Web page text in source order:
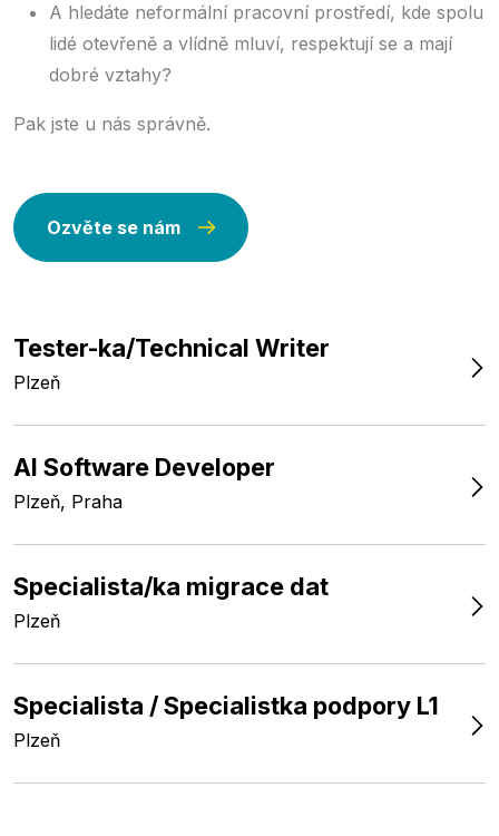
A hledáte neformální pracovní prostředí, kde spolu
lidé otevřeně a vlídně mluví, respektují se a mají
dobré vztahy?
Pak jste u nás správně.
Ozvěte se nám
Tester-ka/Technical Writer
Plzeň
AI Software Developer
Plzeň, Praha
Specialista/ka migrace dat
Plzeň
Specialista / Specialistka podpory L1
Plzeň